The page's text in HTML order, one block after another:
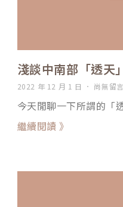
淺談中南部「透天」
2022 年 12 月 1 日 尚無留言
今天閒聊一下所謂的「
繼續閱讀 》